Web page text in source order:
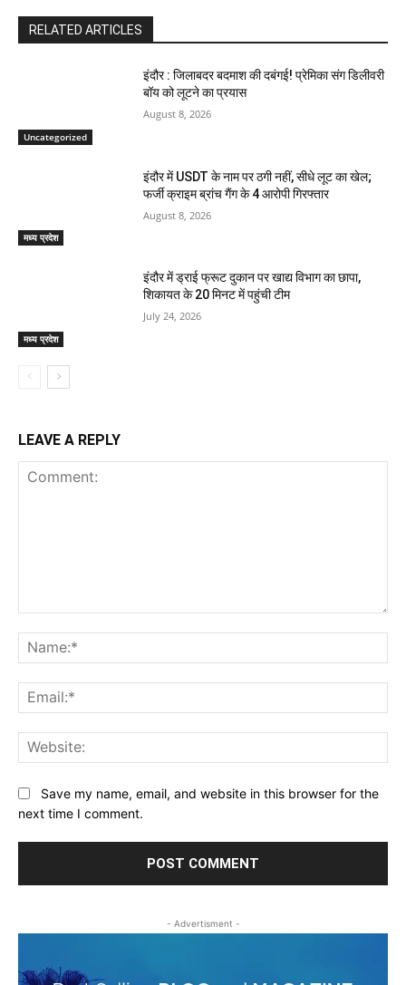
RELATED ARTICLES
Uncategorized
इंदौर : जिलाबदर बदमाश की दबंगई! प्रेमिका संग डिलीवरी
बॉय को लूटने का प्रयास
August 8, 2026
मध्य प्रदेश
इंदौर में USDT के नाम पर ठगी नहीं, सीधे लूट का खेल;
फर्जी क्राइम ब्रांच गैंग के 4 आरोपी गिरफ्तार
August 8, 2026
मध्य प्रदेश
इंदौर में ड्राई फ्रूट दुकान पर खाद्य विभाग का छापा,
शिकायत के 20 मिनट में पहुंची टीम
July 24, 2026
LEAVE A REPLY
Save my name, email, and website in this browser for the
next time I comment.
- Advertisment -